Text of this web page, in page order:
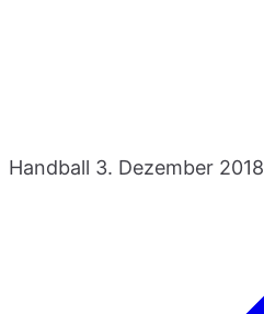
Handball 3. Dezember 2018